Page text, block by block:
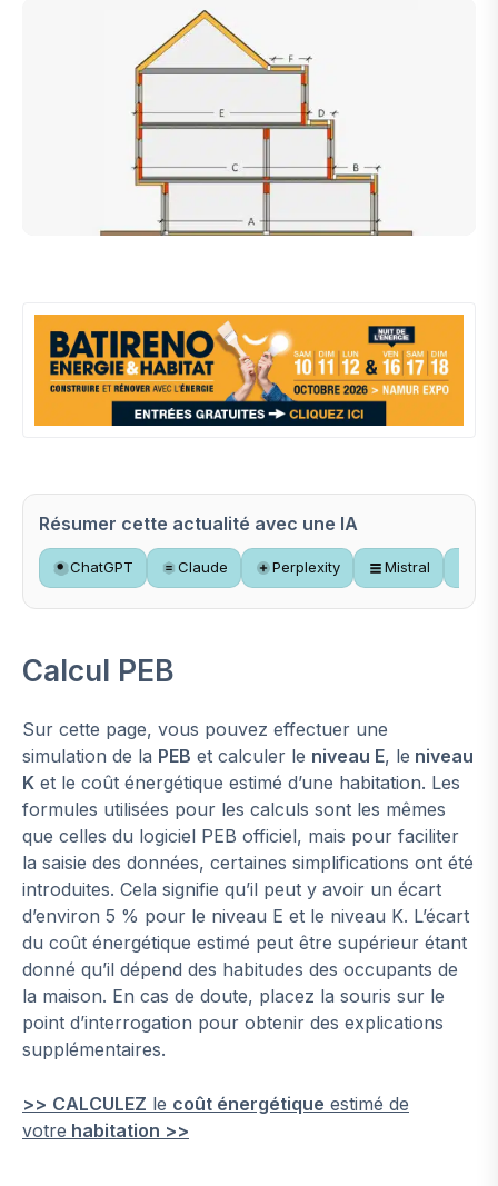
Résumer cette actualité avec une IA
ChatGPT Claude Perplexity Mistral
Calcul PEB
Sur cette page, vous pouvez effectuer une
simulation de la PEB et calculer le niveau E, le niveau
K et le coût énergétique estimé d’une habitation. Les
formules utilisées pour les calculs sont les mêmes
que celles du logiciel PEB officiel, mais pour faciliter
la saisie des données, certaines simplifications ont été
introduites. Cela signifie qu’il peut y avoir un écart
d’environ 5 % pour le niveau E et le niveau K. L’écart
du coût énergétique estimé peut être supérieur étant
donné qu’il dépend des habitudes des occupants de
la maison. En cas de doute, placez la souris sur le
point d’interrogation pour obtenir des explications
supplémentaires.
>> CALCULEZ le coût énergétique estimé de
votre habitation >>